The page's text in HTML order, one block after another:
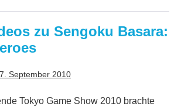
zu Sengoku Basara:
September 2010
Tokyo Game Show 2010 brachte